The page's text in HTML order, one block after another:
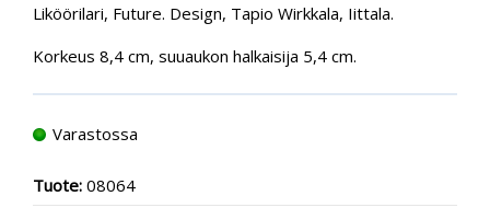
Liköörilari, Future. Design, Tapio Wirkkala, Iittala.
Korkeus 8,4 cm, suuaukon halkaisija 5,4 cm.
Varastossa
Tuote: 08064